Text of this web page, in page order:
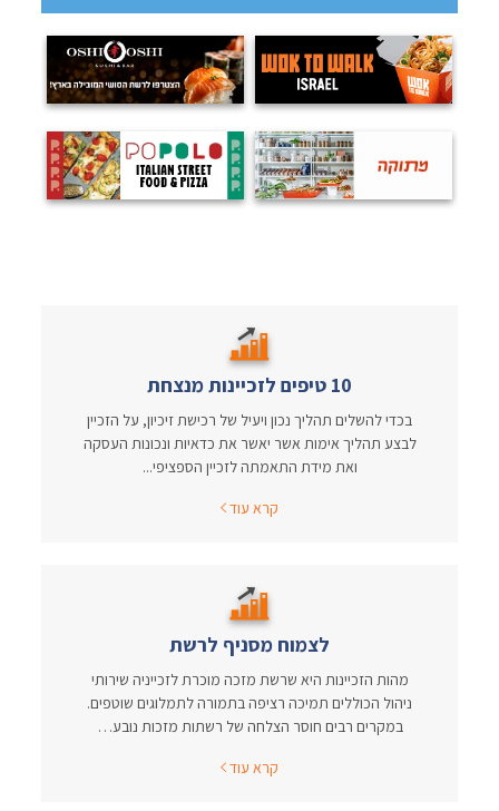
10 טיפים לזכיינות מנצחת
בכדי להשלים תהליך נכון ויעיל של רכישת זיכיון, על הזכיין
לבצע תהליך אימות אשר יאשר את כדאיות ונכונות העסקה
ואת מידת התאמתה לזכיין הספציפי...
קרא עוד
לצמוח מסניף לרשת
מהות הזכיינות היא שרשת מזכה מוכרת לזכייניה שירותי
ניהול הכוללים תמיכה רציפה בתמורה לתמלוגים שוטפים.
במקרים רבים חוסר הצלחה של רשתות מזכות נובע…
קרא עוד